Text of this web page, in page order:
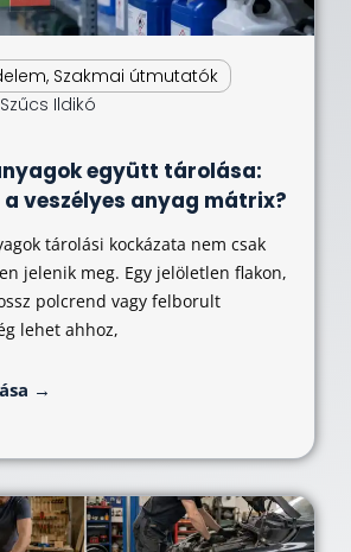
, Szakmai útmutatók
Ildikó
együtt tárolása:
veszélyes anyag mátrix?
tárolási kockázata nem csak
jelenik meg. Egy jelöletlen flakon,
polcrend vagy felborult
lehet ahhoz,
→